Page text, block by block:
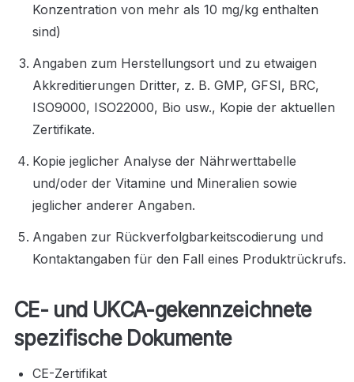
Konzentration von mehr als 10 mg/kg enthalten
sind)
Angaben zum Herstellungsort und zu etwaigen
Akkreditierungen Dritter, z. B. GMP, GFSI, BRC,
ISO9000, ISO22000, Bio usw., Kopie der aktuellen
Zertifikate.
Kopie jeglicher Analyse der Nährwerttabelle
und/oder der Vitamine und Mineralien sowie
jeglicher anderer Angaben.
Angaben zur Rückverfolgbarkeitscodierung und
Kontaktangaben für den Fall eines Produktrückrufs.
CE- und UKCA-gekennzeichnete
spezifische Dokumente
CE-Zertifikat